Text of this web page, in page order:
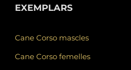
EXEMPLARS
Cane Corso mascles
Cane Corso femelles